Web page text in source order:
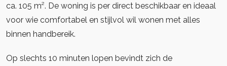
ca. 105 m². De woning is per direct beschikbaar en ideaal
voor wie comfortabel en stijlvol wil wonen met alles
binnen handbereik.
Op slechts 10 minuten lopen bevindt zich de